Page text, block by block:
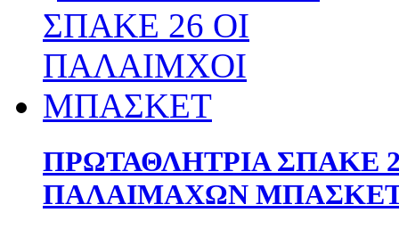
ΠΡΩΤΑΘΛΗΤΡΙΑ ΣΠΑΚΕ
ΠΑΛΑΙΜΑΧΩΝ